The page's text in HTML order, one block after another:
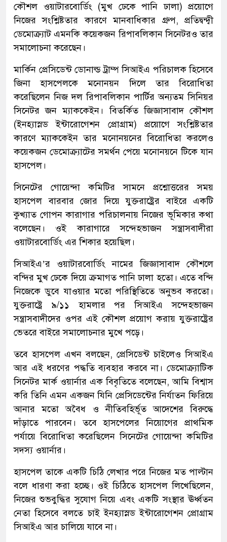
কৌশল ওয়াটারবোর্ডিং (মুখ ঢেকে পানি ঢালা) প্রয়োগে
নিজের সংশ্লিষ্টতার কারণে মানবাধিকার গ্রুপ, প্রতিদ্বন্দ্বী
ডেমোক্র্যাট এমনকি কয়েকজন রিপাবলিকান সিনেটরও তার
সমালোচনা করেছেন।
মার্কিন প্রেসিডেন্ট ডোনাল্ড ট্রাম্প সিআইএ পরিচালক হিসেবে
জিনা হাসপেলকে মনোনয়ন দিলে তার বিরোধিতা
করেছিলেন নিজ দল রিপাবলিকান পার্টির অন্যতম সিনিয়র
সিনেটর জন ম্যাককেইন। বিতর্কিত জিজ্ঞাসাবাদ কৌশল
(ইনহ্যাস্নড ইন্টারোগেশন প্রোগ্রাম) প্রয়োগে সংশ্লিষ্টতার
কারণে ম্যাককেইন তার মনোনয়নের বিরোধিতা করলেও
কয়েকজন ডেমোক্র্যাটের সমর্থন পেয়ে মনোনয়নে টিকে যান
হাসপেল।
সিনেটের গোয়েন্দা কমিটির সামনে প্রশ্নোত্তরের সময়
হাসপেল বারবার জোর দিয়ে যুক্তরাষ্ট্রের বাইরে একটি
কুখ্যাত গোপন কারাগার পরিচালনায় নিজের ভূমিকার কথা
বলেছেন। ওই কারাগারে সন্দেহভাজন সন্ত্রাসবাদীরা
ওয়াটারবোর্ডিং এর শিকার হয়েছিল।
সিআইএ’র ওয়াটারবোর্ডিং নামের জিজ্ঞাসাবাদ কৌশলে
বন্দির মুখ ঢেকে দিয়ে ক্রমাগত পানি ঢালা হতো। এতে বন্দি
নিজেকে ডুবে যাওয়ার মতো পরিস্থিতিতে অনুভব করতো।
যুক্তরাষ্ট্রে ৯/১১ হামলার পর সিআইএ সন্দেহভাজন
সন্ত্রাসবাদীদের ওপর এই কৌশল প্রয়োগ করায় যুক্তরাষ্ট্রের
ভেতরে বাইরে সমালোচনার মুখে পড়ে।
তবে হাসপেল এখন বলছেন, প্রেসিডেন্ট চাইলেও সিআইএ
আর এই ধরণের পদ্ধতি ব্যবহার করবে না। ডেমোক্র্যাটিক
সিনেটর মার্ক ওয়ার্নার এক বিবৃতিতে বলেছেন, আমি বিশ্বাস
করি তিনি এমন একজন যিনি প্রেসিডেন্টের নির্যাতন ফিরিয়ে
আনার মতো অবৈধ ও নীতিবহির্ভূত আদেশের বিরুদ্ধে
দাঁড়াতে পারবেন। তবে হাসপেলের নিয়োগের প্রাথমিক
পর্যায়ে বিরোধিতা করেছিলেন সিনেটের গোয়েন্দা কমিটির
সদস্য ওয়ার্নার।
হাসপেল তাকে একটি চিঠি লেখার পরে নিজের মত পাল্টান
বলে ধারণা করা হচ্ছে। ওই চিঠিতে হাসপেল লিখেছিলেন,
নিজের শুভবুদ্ধির সুযোগ নিয়ে এবং একটি সংস্থার ঊর্ধ্বতন
নেতা হিসেবে বলতে চাই ইনহ্যাস্নড ইন্টারোগেশন প্রোগ্রাম
সিআইএ আর চালিয়ে যাবে না।